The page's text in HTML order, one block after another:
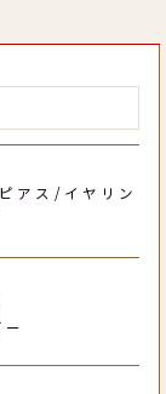
ピアス/イヤリン